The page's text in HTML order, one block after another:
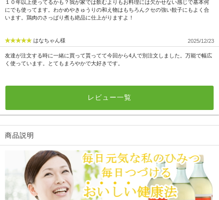
１０年以上使ってるかも？我が家では飲むよりもお料理には欠かせない感じで基本何
にでも使ってます。わかめやきゅうりの和え物はもちろんクセの強い餃子にもよく合
います。鶏肉のさっぱり煮も絶品に仕上がりますよ！
はなちゃん様 2025/12/23
友達が注文する時に一緒に買って貰ってて今回から4人で別注文しました。万能で幅広
く使っています。とてもまろやかで大好きです。
レビュー一覧
商品説明